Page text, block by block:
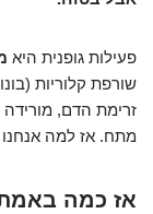
פעילות גופנית היא
שורפת קלוריות
זרימת הדם, מורידה
מתח. אז למה אנחנו
אז כמה באמת